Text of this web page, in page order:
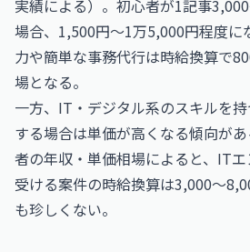
実績による）。初心者が1記事
場合、1,500円〜1万5,000円程度に
力や簡単な事務代行は時給換算で
場となる。
一方、IT・デジタル系のスキルを
する場合は単価が高くなる傾向があ
者の年収・単価相場によると、IT
受ける案件の時給換算は3,000〜
も珍しくない。